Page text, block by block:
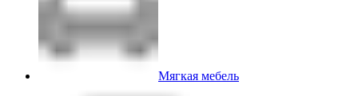
Мягкая мебель